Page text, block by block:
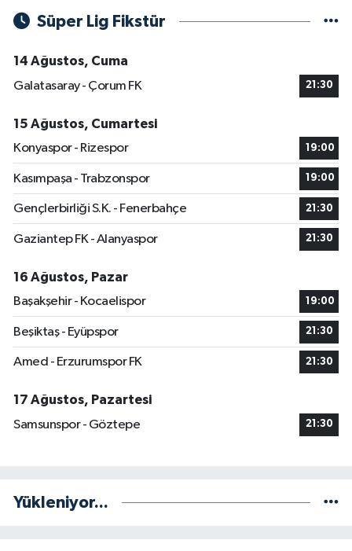
Süper Lig Fikstür
14 Ağustos, Cuma
Galatasaray - Çorum FK
21:30
15 Ağustos, Cumartesi
Konyaspor - Rizespor
19:00
Kasımpaşa - Trabzonspor 19:00
Gençlerbirliği S.K. - Fenerbahçe 21:30
Gaziantep FK - Alanyaspor 21:30
16 Ağustos, Pazar
Başakşehir - Kocaelispor
19:00
Beşiktaş - Eyüpspor 21:30
Amed - Erzurumspor FK 21:30
17 Ağustos, Pazartesi
Samsunspor - Göztepe
21:30
Yükleniyor...